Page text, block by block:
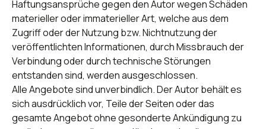
Haftungsansprüche gegen den Autor wegen Schäden
materieller oder immaterieller Art, welche aus dem
Zugriff oder der Nutzung bzw. Nichtnutzung der
veröffentlichten Informationen, durch Missbrauch der
Verbindung oder durch technische Störungen
entstanden sind, werden ausgeschlossen.
Alle Angebote sind unverbindlich. Der Autor behält es
sich ausdrücklich vor, Teile der Seiten oder das
gesamte Angebot ohne gesonderte Ankündigung zu